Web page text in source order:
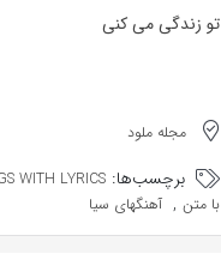
تو زندگی می کنی
مجله ملود
برچسب‌ها: WITH LYRICS
با متن , آهنگهای سیا